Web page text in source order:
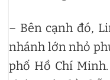
– Bên cạnh đó,
nhánh lớn nhỏ
phố Hồ Chí